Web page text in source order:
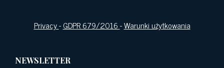
Privacy-GDPR 679/2016-Warunki użytkowania
NEWSLETTER